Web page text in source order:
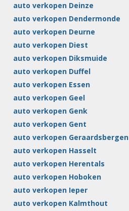
auto verkopen Deinze
auto verkopen Dendermonde
auto verkopen Deurne
auto verkopen Diest
auto verkopen Diksmuide
auto verkopen Duffel
auto verkopen Essen
auto verkopen Geel
auto verkopen Genk
auto verkopen Gent
auto verkopen Geraardsbergen
auto verkopen Hasselt
auto verkopen Herentals
auto verkopen Hoboken
auto verkopen Ieper
auto verkopen Kalmthout